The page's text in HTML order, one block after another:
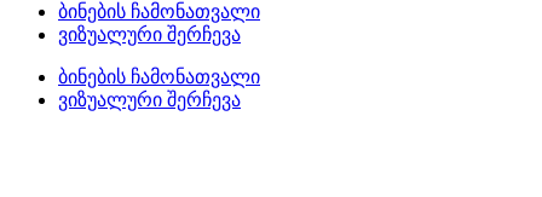
ბინების ჩამონათვალი
ვიზუალური შერჩევა
ბინების ჩამონათვალი
ვიზუალური შერჩევა